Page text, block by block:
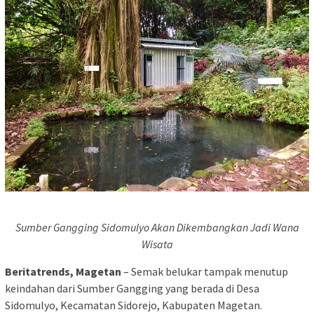
Sumber Gangging Sidomulyo Akan Dikembangkan Jadi Wana
Wisata
Beritatrends, Magetan – Semak belukar tampak menutup
keindahan dari Sumber Gangging yang berada di Desa
Sidomulyo, Kecamatan Sidorejo, Kabupaten Magetan.